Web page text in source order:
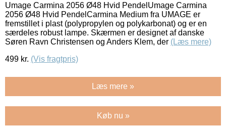
Umage Carmina 2056 Ø48 Hvid PendelUmage Carmina
2056 Ø48 Hvid PendelCarmina Medium fra UMAGE er
fremstillet i plast (polypropylen og polykarbonat) og er en
særdeles robust lampe. Skærmen er designet af danske
Søren Ravn Christensen og Anders Klem, der (Læs mere)
499 kr. (Vis fragtpris)
Læs mere »
Køb nu »